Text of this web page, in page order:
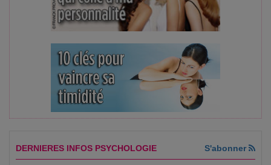
DERNIERES INFOS PSYCHOLOGIE S'abonner